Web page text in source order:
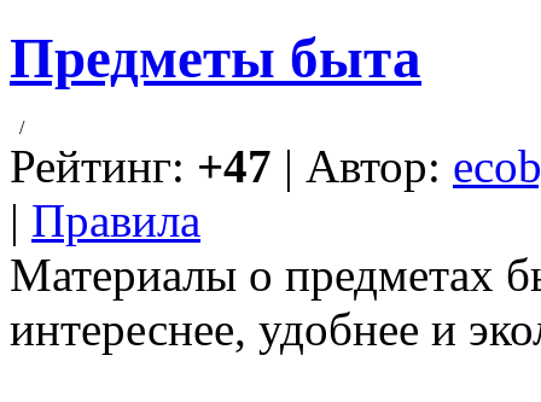
Предметы быта
/
Рейтинг: +47 | Автор:
| Правила
Материалы о предметах
интереснее, удобнее и